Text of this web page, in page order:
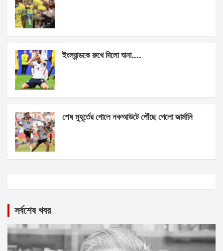
ইংল্যান্ডকে রুখে দিলো ঘানা….
শেষ মুহূর্তের গোলে নকআউটে পৌঁছে গেলো জার্মানি
সর্বশেষ খবর